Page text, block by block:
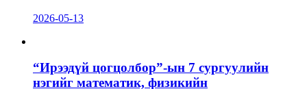
2026-05-13
“Ирээдүй цогцолбор”-ын 7 сургуулийн
нэгийг математик, физикийн